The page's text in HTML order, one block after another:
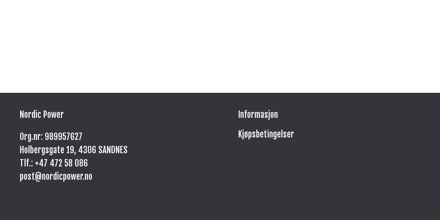
Nordic Power
Org.nr: 989957627
Holbergsgate 19, 4306 SANDNES
Tlf.: +47 472 58 086
post@nordicpower.no
Informasjon
Kjøpsbetingelser